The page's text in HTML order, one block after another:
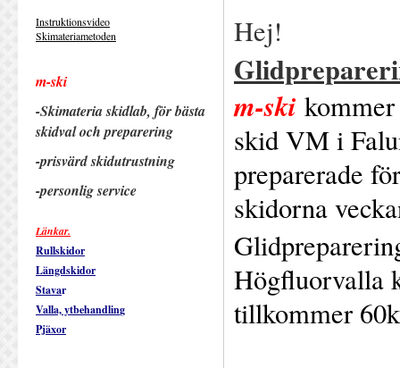
Instruktionsvideo
Skimateriametoden
m-ski
-Skimateria skidlab, för bästa
skidval och preparering
-prisvärd skidutrustning
-personlig service
Länkar.
Rullskidor
Längdskidor
Stavar
Valla, ytbehandling
Pjäxor
Hej!
m-ski
skid VM i
preparerade
skidorna
Högfluorvalla
tillkommer